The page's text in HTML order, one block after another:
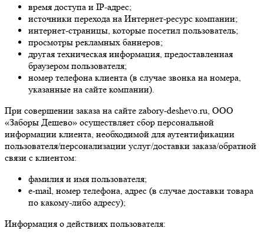
время доступа и IP-адрес;
источники перехода на Интернет-ресурс компании;
интернет-страницы, которые посетил пользователь;
просмотры рекламных баннеров;
другая техническая информация, предоставленная
браузером пользователя;
номер телефона клиента (в случае звонка на номера,
указанные на сайте компании).
При совершении заказа на сайте zabory-deshevo.ru, ООО
«Заборы Дешево» осуществляет сбор персональной
информации клиента, необходимой для аутентификации
пользователя/персонализации услуг/доставки заказа/обратной
связи с клиентом:
фамилия и имя пользователя;
e-mail, номер телефона, адрес (в случае доставки товара
по какому-либо адресу);
Информация о действиях пользователя: